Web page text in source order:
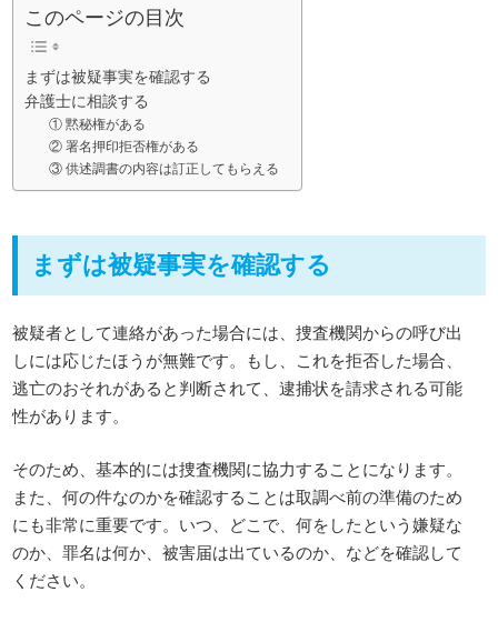
このページの目次
まずは被疑事実を確認する
弁護士に相談する
① 黙秘権がある
② 署名押印拒否権がある
③ 供述調書の内容は訂正してもらえる
まずは被疑事実を確認する
被疑者として連絡があった場合には、捜査機関からの呼び出
しには応じたほうが無難です。もし、これを拒否した場合、
逃亡のおそれがあると判断されて、逮捕状を請求される可能
性があります。
そのため、基本的には捜査機関に協力することになります。
また、何の件なのかを確認することは取調べ前の準備のため
にも非常に重要です。いつ、どこで、何をしたという嫌疑な
のか、罪名は何か、被害届は出ているのか、などを確認して
ください。